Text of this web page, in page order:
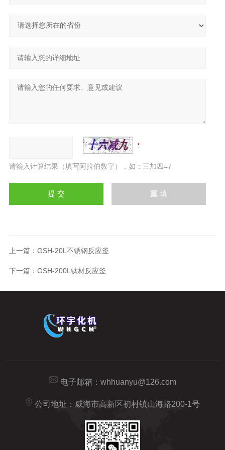
请输入计算结果（填写阿拉伯数字），如：三加四=7
上一篇： GSH-20L不锈钢反应釜
下一篇： GSH-200L钛材反应釜
电子邮箱： whhuanyu@126.com
公司地址：威海市高新区初村镇山海路200-1号